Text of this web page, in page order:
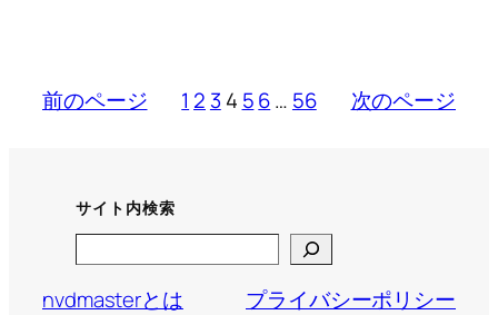
前のページ 1 2 3 4 56… 56 次のページ
サイト内検索
nvdmasterとは
プライバシーポリシー